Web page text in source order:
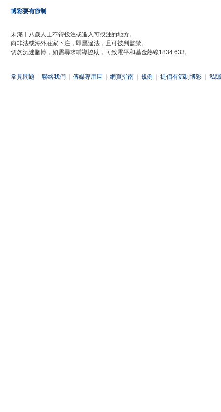
博彩要有節制
未滿十八歲人士不得投注或進入可投注的地方。
向非法或海外莊家下注，即屬違法，且可被判監禁。
切勿沉迷賭博，如需尋求輔導協助，可致電平和基金熱線1834 633。
常見問題 聯絡我們 傳媒專用區 網頁指南 規例 提倡有節制博彩 私